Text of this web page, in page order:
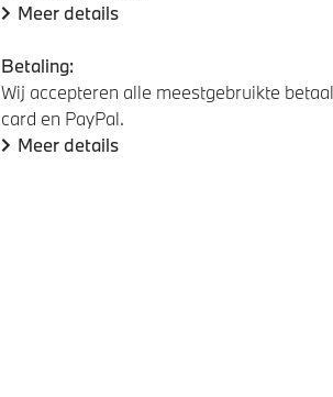
Meer details
Betaling:
Wij accepteren alle meestgebruikte
card en PayPal.
Meer details